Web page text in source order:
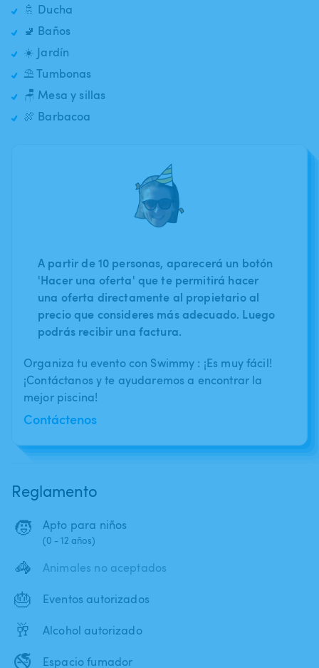
🚿 Ducha
🚽 Baños
☀️ Jardín
⛱️ Tumbonas
🪑 Mesa y sillas
🍖 Barbacoa
A partir de 10 personas, aparecerá un botón
'Hacer una oferta' que te permitirá hacer
una oferta directamente al propietario al
precio que consideres más adecuado. Luego
podrás recibir una factura.
Organiza tu evento con Swimmy : ¡Es muy fácil!
¡Contáctanos y te ayudaremos a encontrar la
mejor piscina!
Contáctenos
Reglamento
🧒 Apto para niños
(0 - 12 años)
🦓 Animales no aceptados
🎂 Eventos autorizados
🥂 Alcohol autorizado
🚭 Espacio fumador